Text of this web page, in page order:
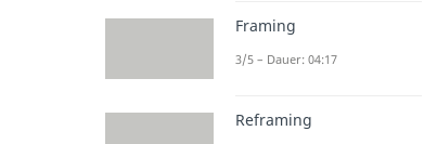
Framing
3/5 – Dauer: 04:17
Reframing